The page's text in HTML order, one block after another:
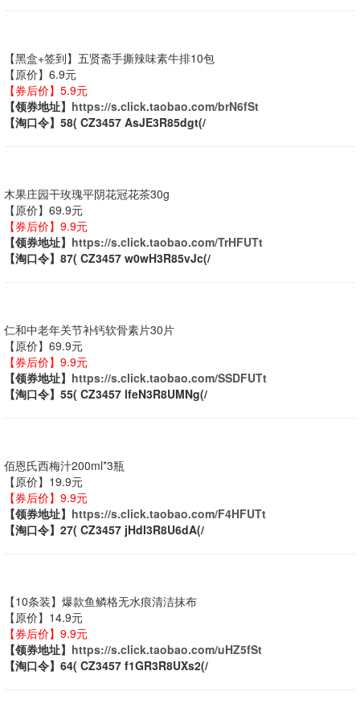
【黑盒+签到】五贤斋手撕辣味素牛排10包
【原价】6.9元
【券后价】5.9元
【领券地址】 https://s.click.taobao.com/brN6fSt
【淘口令】58( CZ3457 AsJE3R85dgt(/
木果庄园干玫瑰平阴花冠花茶30g
【原价】69.9元
【券后价】9.9元
【领券地址】 https://s.click.taobao.com/TrHFUTt
【淘口令】87( CZ3457 w0wH3R85vJc(/
仁和中老年关节补钙软骨素片30片
【原价】69.9元
【券后价】9.9元
【领券地址】 https://s.click.taobao.com/SSDFUTt
【淘口令】55( CZ3457 lfeN3R8UMNg(/
佰恩氏西梅汁200ml*3瓶
【原价】19.9元
【券后价】9.9元
【领券地址】 https://s.click.taobao.com/F4HFUTt
【淘口令】27( CZ3457 jHdI3R8U6dA(/
【10条装】爆款鱼鳞格无水痕清洁抹布
【原价】14.9元
【券后价】9.9元
【领券地址】 https://s.click.taobao.com/uHZ5fSt
【淘口令】64( CZ3457 f1GR3R8UXs2(/